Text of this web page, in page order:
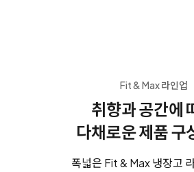
Fit & Max 라인업
취향과 공간에
다채로운 제품 구
폭넓은 Fit & Max 냉장고